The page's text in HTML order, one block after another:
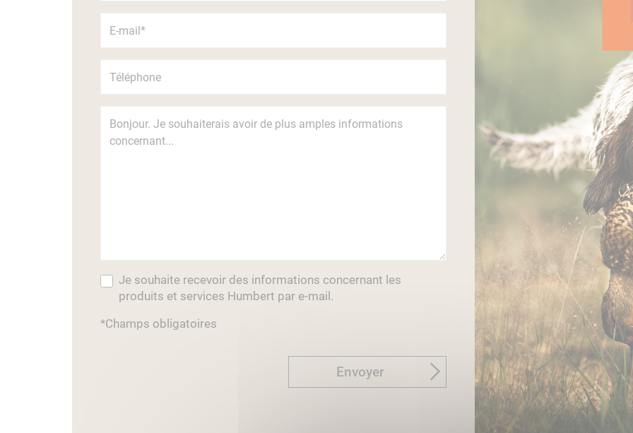
Je souhaite recevoir des informations concernant les
produits et services Humbert par e-mail.
*Champs obligatoires
Envoyer